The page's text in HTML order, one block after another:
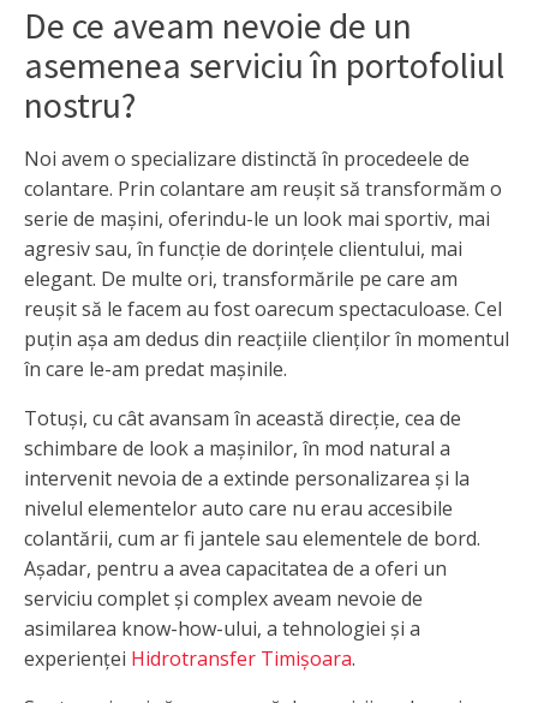
De ce aveam nevoie de un
asemenea serviciu în portofoliul
nostru?
Noi avem o specializare distinctă în procedeele de
colantare. Prin colantare am reușit să transformăm o
serie de mașini, oferindu-le un look mai sportiv, mai
agresiv sau, în funcție de dorințele clientului, mai
elegant. De multe ori, transformările pe care am
reușit să le facem au fost oarecum spectaculoase. Cel
puțin așa am dedus din reacțiile clienților în momentul
în care le-am predat mașinile.
Totuși, cu cât avansam în această direcție, cea de
schimbare de look a mașinilor, în mod natural a
intervenit nevoia de a extinde personalizarea și la
nivelul elementelor auto care nu erau accesibile
colantării, cum ar fi jantele sau elementele de bord.
Așadar, pentru a avea capacitatea de a oferi un
serviciu complet și complex aveam nevoie de
asimilarea know-how-ului, a tehnologiei și a
experienței Hidrotransfer Timișoara.